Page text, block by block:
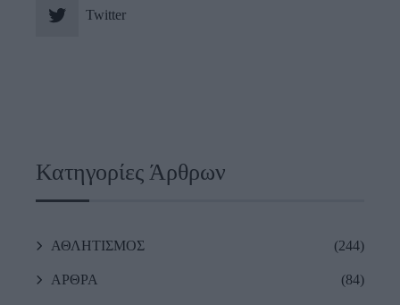
Twitter
Κατηγορίες Άρθρων
ΑΘΛΗΤΙΣΜΟΣ (244)
ΑΡΘΡΑ (84)